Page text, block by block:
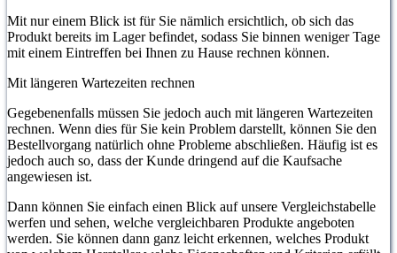
Mit nur einem Blick ist für Sie nämlich ersichtlich, ob sich das
Produkt bereits im Lager befindet, sodass Sie binnen weniger Tage
mit einem Eintreffen bei Ihnen zu Hause rechnen können.
Mit längeren Wartezeiten rechnen
Gegebenenfalls müssen Sie jedoch auch mit längeren Wartezeiten
rechnen. Wenn dies für Sie kein Problem darstellt, können Sie den
Bestellvorgang natürlich ohne Probleme abschließen. Häufig ist es
jedoch auch so, dass der Kunde dringend auf die Kaufsache
angewiesen ist.
Dann können Sie einfach einen Blick auf unsere Vergleichstabelle
werfen und sehen, welche vergleichbaren Produkte angeboten
werden. Sie können dann ganz leicht erkennen, welches Produkt